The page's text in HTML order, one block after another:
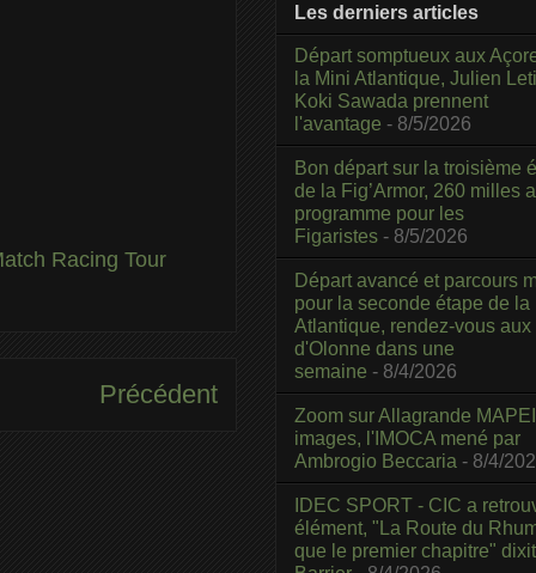
Racing Tour
Précédent
Les derniers articles
Départ somptueux aux
la Mini Atlantique, Julien
Koki Sawada prennent
l'avantage - 8/5/2026
Bon départ sur la troisième
de la Fig’Armor, 260 milles
programme pour les
Figaristes - 8/5/2026
Départ avancé et parcours
pour la seconde étape de la
Atlantique, rendez-vous
d'Olonne dans une
semaine - 8/4/2026
Zoom sur Allagrande
images, l'IMOCA mené par
Ambrogio Beccaria - 8/4/
IDEC SPORT - CIC a
élément, "La Route du
que le premier chapitre"